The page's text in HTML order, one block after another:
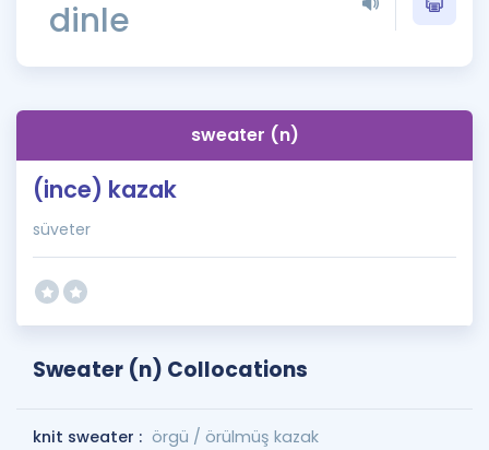
ÖSYM Sınav Takvimi
İngilizce Gramer
dinle
sweater (n)
(ince) kazak
süveter
Sweater (n) Collocations
knit sweater : örgü / örülmüş kazak